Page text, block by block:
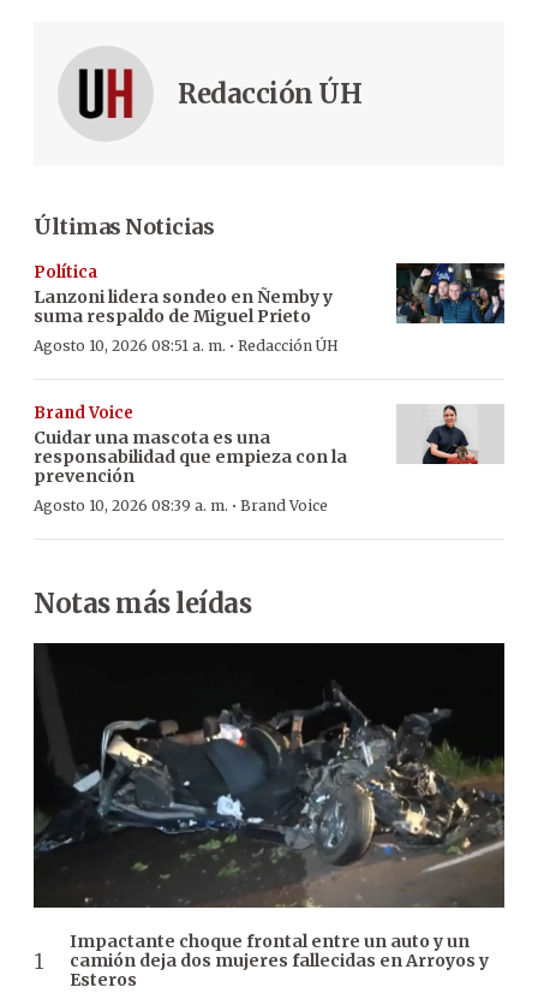
Redacción ÚH
Últimas Noticias
Política
Lanzoni lidera sondeo en Ñemby y
suma respaldo de Miguel Prieto
Agosto 10, 2026 08:51 a. m. · Redacción ÚH
Brand Voice
Cuidar una mascota es una
responsabilidad que empieza con la
prevención
Agosto 10, 2026 08:39 a. m. · Brand Voice
Notas más leídas
Impactante choque frontal entre un auto y un
camión deja dos mujeres fallecidas en Arroyos y
Esteros